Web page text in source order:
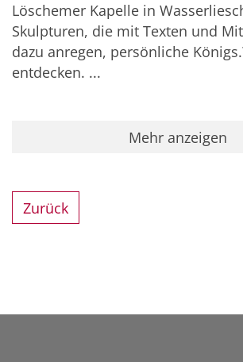
Löschemer Kapelle in
Skulpturen, die mit Texten und
dazu anregen, persönliche
entdecken. ...
Mehr anzeigen
Zurück